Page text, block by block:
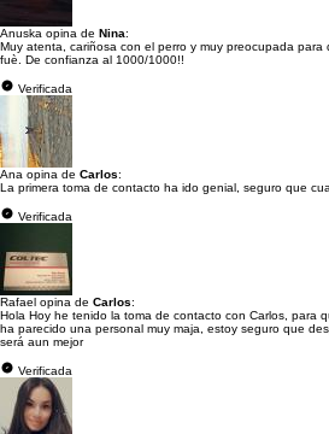
Anuska opina de Nina:
Muy atenta, cariñosa con el perro y muy preocupada
fuè. De confianza al 1000/1000!!
Verificada
Ana opina de Carlos:
La primera toma de contacto ha ido genial, seguro que
Verificada
Rafael opina de Carlos:
Hola Hoy he tenido la toma de contacto con Carlos, para
ha parecido una personal muy maja, estoy seguro que
será aun mejor
Verificada